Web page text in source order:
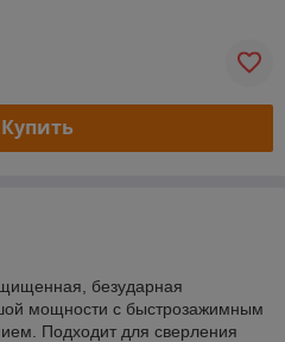
Купить
безударная
мощности с быстрозажимным
Подходит для сверления